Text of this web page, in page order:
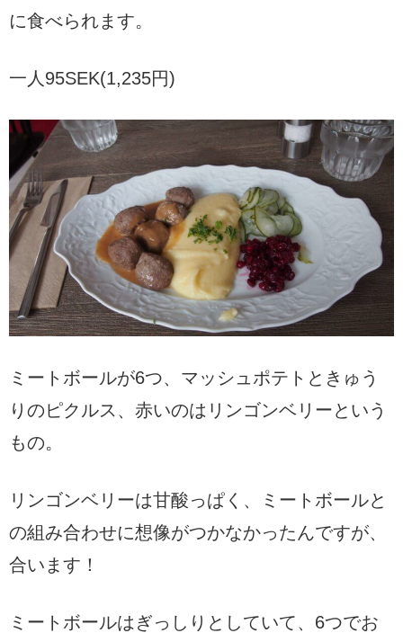
に食べられます。
一人95SEK(1,235円)
ミートボールが6つ、マッシュポテトときゅう
りのピクルス、赤いのはリンゴンベリーという
もの。
リンゴンベリーは甘酸っぱく、ミートボールと
の組み合わせに想像がつかなかったんですが、
合います！
ミートボールはぎっしりとしていて、6つでお